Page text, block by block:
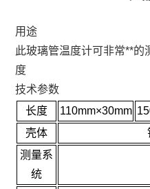
用途
此玻璃管温度计可非常**的
度
技术参数
长度
110mm×30mm
壳体
测量系
统